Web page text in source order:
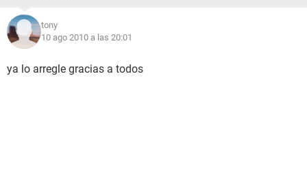
tony
10 ago 2010 a las 20:01
ya lo arregle gracias a todos